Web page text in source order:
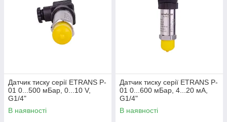
Датчик тиску серії ETRANS P-
01 0...500 мБар, 0...10 V,
G1/4"
В наявності
Датчик тиску серії ETRANS P-
01 0...600 мБар, 4...20 мА,
G1/4"
В наявності